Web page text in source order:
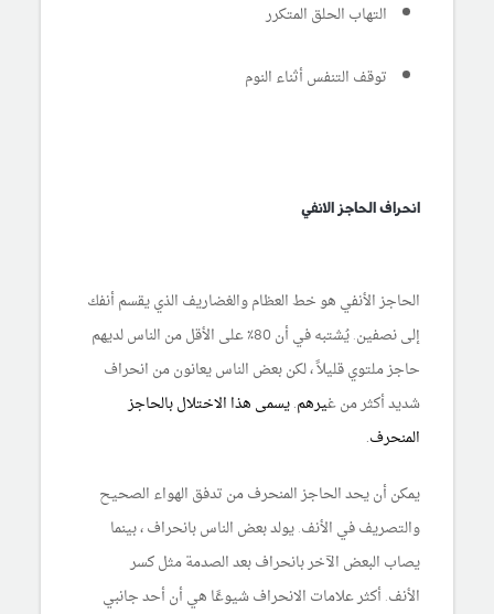
التهاب الحلق المتكرر
توقف التنفس أثناء النوم
انحراف الحاجز الانفي
الحاجز الأنفي هو خط العظام والغضاريف الذي يقسم أنفك
إلى نصفين. يُشتبه في أن 80٪ على الأقل من الناس لديهم
حاجز ملتوي قليلاً ، لكن بعض الناس يعانون من انحراف
شديد أكثر من غيرهم. يسمى هذا الاختلال بالحاجز
المنحرف.
يمكن أن يحد الحاجز المنحرف من تدفق الهواء الصحيح
والتصريف في الأنف. يولد بعض الناس بانحراف ، بينما
يصاب البعض الآخر بانحراف بعد الصدمة مثل كسر
الأنف. أكثر علامات الانحراف شيوعًا هي أن أحد جانبي